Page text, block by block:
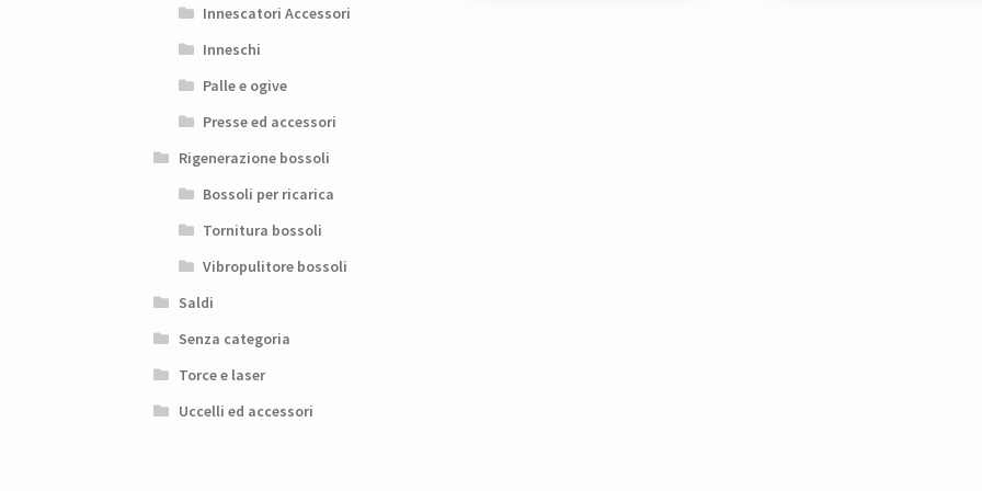
Innescatori Accessori
Inneschi
Palle e ogive
Presse ed accessori
Rigenerazione bossoli
Bossoli per ricarica
Tornitura bossoli
Vibropulitore bossoli
Saldi
Senza categoria
Torce e laser
Uccelli ed accessori